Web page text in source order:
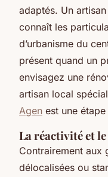
adaptés. Un
connaît les
d’urbanisme du
présent quand un
envisagez une
artisan local
Agen est une
La réactivité et
Contrairement aux
délocalisées ou